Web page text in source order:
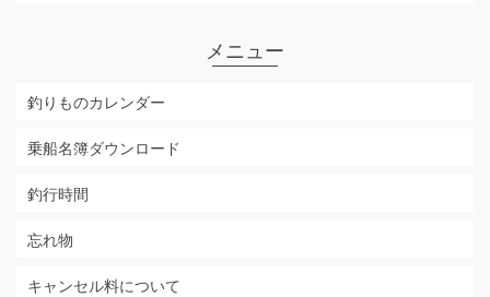
メニュー
釣りものカレンダー
乗船名簿ダウンロード
釣行時間
忘れ物
キャンセル料について